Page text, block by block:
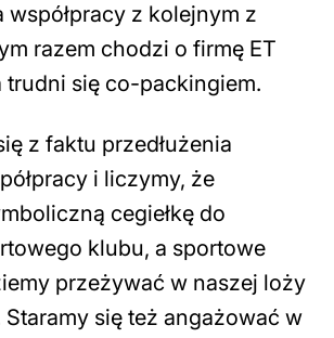
współpracy z kolejnym z
razem chodzi o firmę ET
trudni się co-packingiem.
z faktu przedłużenia
i liczymy, że
cegiełkę do
klubu, a sportowe
przeżywać w naszej loży
Staramy się też angażować w